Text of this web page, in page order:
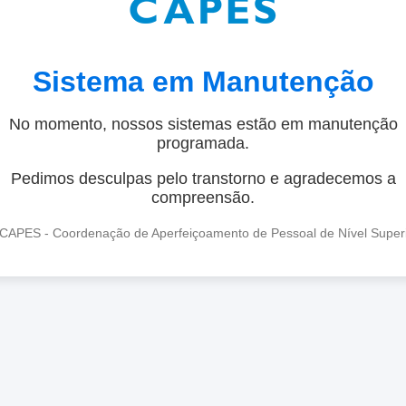
Sistema em Manutenção
No momento, nossos sistemas estão em manutenção
programada.
Pedimos desculpas pelo transtorno e agradecemos a
compreensão.
- Coordenação de Aperfeiçoamento de Pessoal de Nível